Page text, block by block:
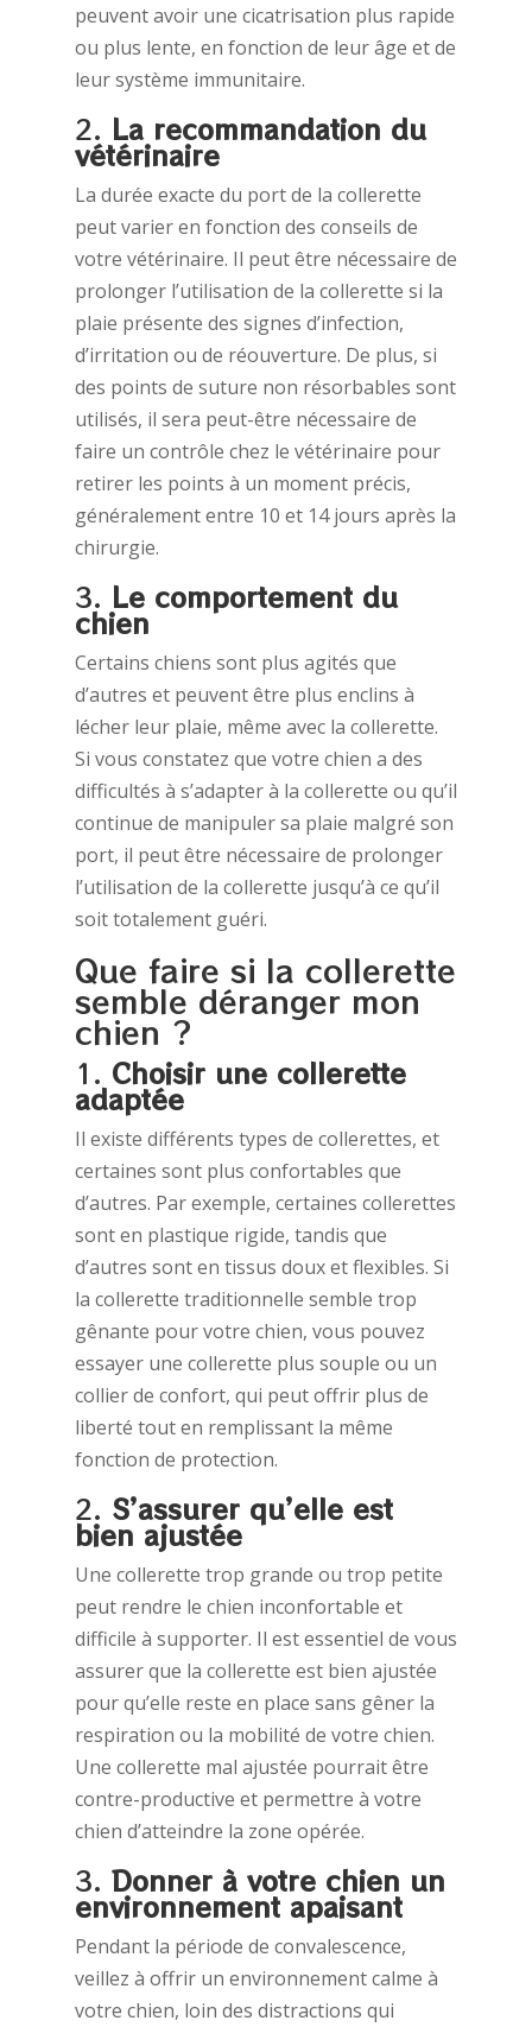
peuvent avoir une cicatrisation plus rapide
ou plus lente, en fonction de leur âge et de
leur système immunitaire.
2. La recommandation du
vétérinaire
La durée exacte du port de la collerette
peut varier en fonction des conseils de
votre vétérinaire. Il peut être nécessaire de
prolonger l’utilisation de la collerette si la
plaie présente des signes d’infection,
d’irritation ou de réouverture. De plus, si
des points de suture non résorbables sont
utilisés, il sera peut-être nécessaire de
faire un contrôle chez le vétérinaire pour
retirer les points à un moment précis,
généralement entre 10 et 14 jours après la
chirurgie.
3. Le comportement du
chien
Certains chiens sont plus agités que
d’autres et peuvent être plus enclins à
lécher leur plaie, même avec la collerette.
Si vous constatez que votre chien a des
difficultés à s’adapter à la collerette ou qu’il
continue de manipuler sa plaie malgré son
port, il peut être nécessaire de prolonger
l’utilisation de la collerette jusqu’à ce qu’il
soit totalement guéri.
Que faire si la collerette
semble déranger mon
chien ?
1. Choisir une collerette
adaptée
Il existe différents types de collerettes, et
certaines sont plus confortables que
d’autres. Par exemple, certaines collerettes
sont en plastique rigide, tandis que
d’autres sont en tissus doux et flexibles. Si
la collerette traditionnelle semble trop
gênante pour votre chien, vous pouvez
essayer une collerette plus souple ou un
collier de confort, qui peut offrir plus de
liberté tout en remplissant la même
fonction de protection.
2. S’assurer qu’elle est
bien ajustée
Une collerette trop grande ou trop petite
peut rendre le chien inconfortable et
difficile à supporter. Il est essentiel de vous
assurer que la collerette est bien ajustée
pour qu’elle reste en place sans gêner la
respiration ou la mobilité de votre chien.
Une collerette mal ajustée pourrait être
contre-productive et permettre à votre
chien d’atteindre la zone opérée.
3. Donner à votre chien un
environnement apaisant
Pendant la période de convalescence,
veillez à offrir un environnement calme à
votre chien, loin des distractions qui